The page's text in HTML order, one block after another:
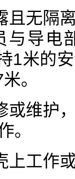
且无隔
与导电
1米的
。
或维护
。
上工作